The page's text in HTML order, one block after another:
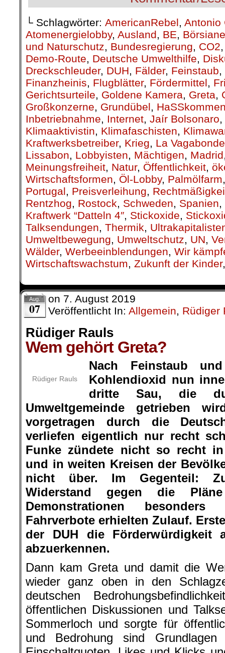
└ Schlagwörter: AmericanRebel, Antonio
Atomenergielobby, Ausland, BE,
und Naturschutz, Bundesregierung, CO2
Demo-Route, Deutsche Umwelthilfe,
Dreckschleuder, DUH, Fälder, Feinstaub,
Finanzheinis, Flugblätter, Fördermittel,
Gerichtsurteile, Goldene Kamera, Greta,
Großkonzerne, Grundübel,
Inbetriebnahme, Internet, Jaír Bolsonaro,
Klimaaktivistin, Klimafaschisten,
Kraftwerksbetreiber, Krieg, La Vagabonde
Lissabon, Lobbyisten, Mächtigen, Madrid
Meinungsfreiheit, Natur, Öffentlichkeit,
Wirtschaftsformen, Öl-Lobby, Palmölfarm
Portugal, Preisverleihung,
Rentzhog, Rostock, Schweden, Spanien,
Kraftwerk “Datteln 4″, Stickoxide,
Talksendungen, Thermik,
Umweltbewegung, Umweltschutz, UN,
Wälder, Werbeeinblendungen, Wir
Wirtschaftswachstum, Zukunft der Kinder
Aug.
07
on 7. August 2019
Veröffentlicht In: Allgemein, Rüdiger
Rüdiger Rauls
Wem gehört Greta?
Rüdiger Rauls
Nach Feinstaub
Kohlendioxid nun
dritte Sau, die
Umweltgemeinde getrieben
vorgetragen durch die
verliefen eigentlich nur recht
Funke zündete nicht so recht
und in weiten Kreisen der
nicht über. Im Gegenteil:
Widerstand gegen die
Demonstrationen
Fahrverbote erhielten Zulauf.
der DUH die Förderwürdigkeit
abzuerkennen.
Dann kam Greta und damit die
wieder ganz oben in den
deutschen
öffentlichen Diskussionen und
Sommerloch und sorgte für
und Bedrohung sind